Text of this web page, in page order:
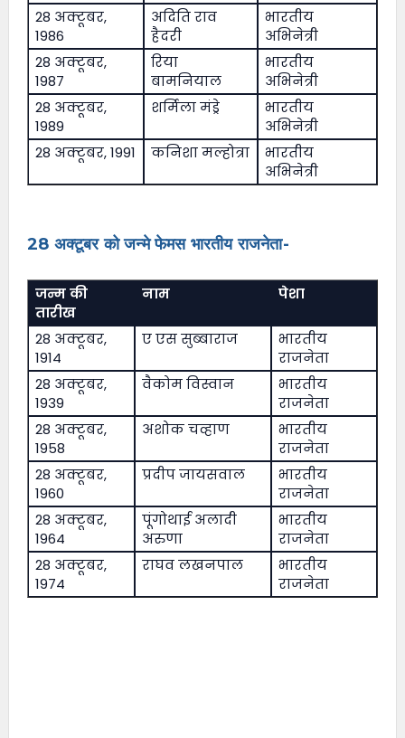
28 अक्टूबर,
1986
अदिति राव
हैदरी
भारतीय
अभिनेत्री
28 अक्टूबर,
1987
रिया
बामनियाल
भारतीय
अभिनेत्री
28 अक्टूबर,
1989
शर्मिला मंड्रे
भारतीय
अभिनेत्री
28 अक्टूबर, 1991
कनिशा मल्होत्रा
भारतीय
अभिनेत्री
28 अक्टूबर को जन्मे फेमस भारतीय राजनेता-
जन्म की
तारीख
नाम पेशा
28 अक्टूबर,
1914
ए एस सुब्बाराज
भारतीय
राजनेता
28 अक्टूबर,
1939
वैकोम विस्वान
भारतीय
राजनेता
28 अक्टूबर,
1958
अशोक चव्हाण
भारतीय
राजनेता
28 अक्टूबर,
1960
प्रदीप जायसवाल
भारतीय
राजनेता
28 अक्टूबर,
1964
पूंगोथाई अलादी
अरुणा
भारतीय
राजनेता
28 अक्टूबर,
1974
राघव लखनपाल
भारतीय
राजनेता